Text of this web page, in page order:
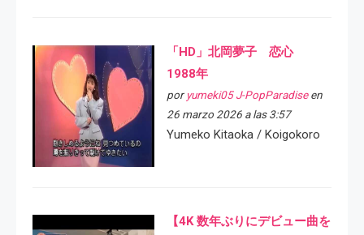
「HD」北岡夢子 恋心
1988年
por yumeki05 J-PopParadiseen
26 marzo 2026 a las 3:57
Yumeko Kitaoka / Koigokoro
【4K 数年ぶりにデビュー曲を